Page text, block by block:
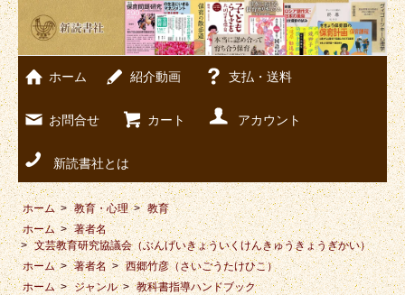
ホーム 紹介動画 支払・送料
お問合せ カート アカウント
新読書社とは
ホーム > 教育・心理 > 教育
ホーム > 著者名
> 文芸教育研究協議会（ぶんげいきょういくけんきゅうきょうぎかい）
ホーム > 著者名 > 西郷竹彦（さいごうたけひこ）
ホーム > ジャンル > 教科書指導ハンドブック